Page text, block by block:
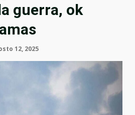
guerra, ok
12, 2025